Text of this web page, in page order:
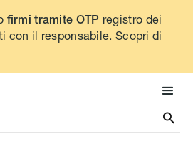
firmi tramite OTP registro dei
con il responsabile. Scopri di
